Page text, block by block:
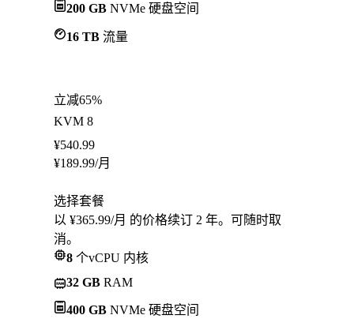
200 GB NVMe 硬盘空间
16 TB 流量
立减65%
KVM 8
¥540.99
¥189.99/月
选择套餐
以 ¥365.99/月 的价格续订 2 年。可随时取
消。
8 个vCPU 内核
32 GB RAM
400 GB NVMe 硬盘空间